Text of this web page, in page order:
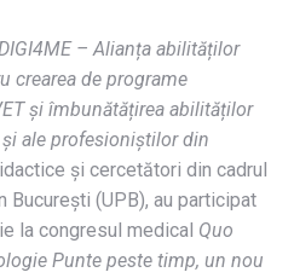
– Alianța abilităților
crearea de programe
și îmbunătățirea abilităților
ale profesioniștilor din
și cercetători din cadrul
(UPB), au participat
la congresul medical Quo
Punte peste timp, un nou